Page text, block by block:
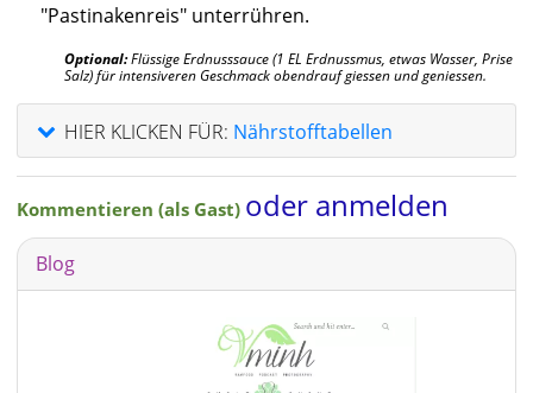
"Pastinakenreis" unterrühren.
Optional:Flüssige Erdnusssauce (1 EL Erdnussmus, etwas Wasser, Prise
Salz) für intensiveren Geschmack obendrauf giessen und geniessen.
HIER KLICKEN FÜR: Nährstofftabellen
Kommentieren (als Gast) oder anmelden
Blog